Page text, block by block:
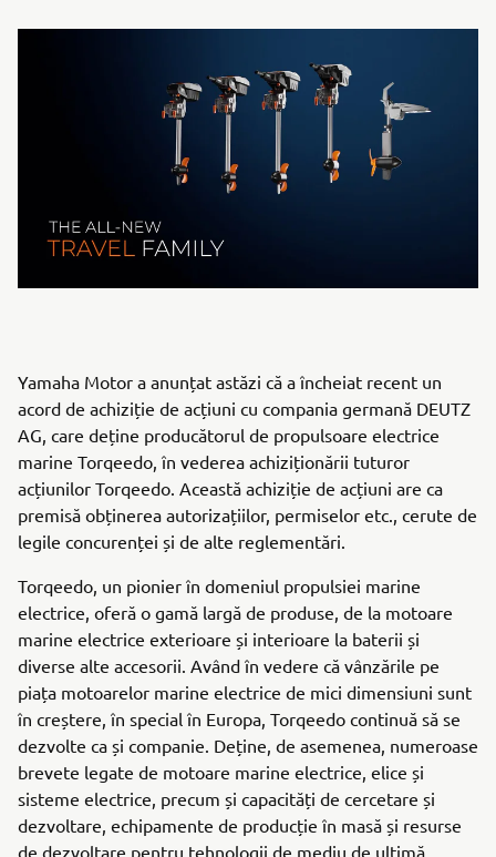
Yamaha Motor a anunțat astăzi că a încheiat recent un
acord de achiziție de acțiuni cu compania germană DEUTZ
AG, care deține producătorul de propulsoare electrice
marine Torqeedo, în vederea achiziționării tuturor
acțiunilor Torqeedo. Această achiziție de acțiuni are ca
premisă obținerea autorizațiilor, permiselor etc., cerute de
legile concurenței și de alte reglementări.
Torqeedo, un pionier în domeniul propulsiei marine
electrice, oferă o gamă largă de produse, de la motoare
marine electrice exterioare și interioare la baterii și
diverse alte accesorii. Având în vedere că vânzările pe
piața motoarelor marine electrice de mici dimensiuni sunt
în creștere, în special în Europa, Torqeedo continuă să se
dezvolte ca și companie. Deține, de asemenea, numeroase
brevete legate de motoare marine electrice, elice și
sisteme electrice, precum și capacități de cercetare și
dezvoltare, echipamente de producție în masă și resurse
de dezvoltare pentru tehnologii de mediu de ultimă